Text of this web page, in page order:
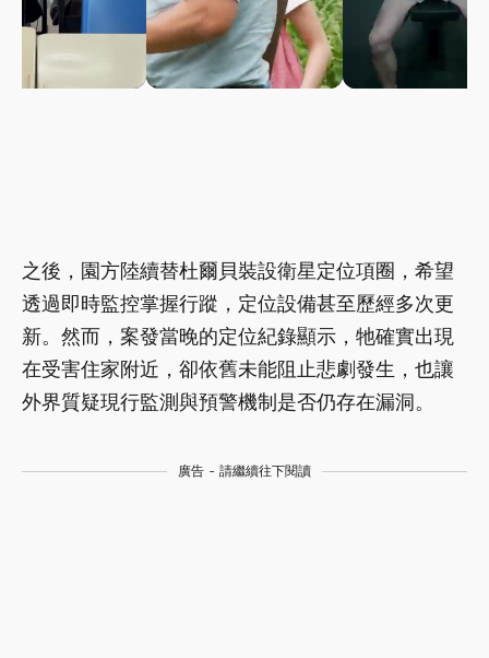
之後，園方陸續替杜爾貝裝設衛星定位項圈，希望
透過即時監控掌握行蹤，定位設備甚至歷經多次更
新。然而，案發當晚的定位紀錄顯示，牠確實出現
在受害住家附近，卻依舊未能阻止悲劇發生，也讓
外界質疑現行監測與預警機制是否仍存在漏洞。
廣告 - 請繼續往下閱讀